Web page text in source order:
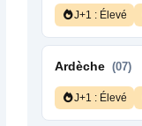
J+1 : Élevé
Ardèche (07)
J+1 : Élevé